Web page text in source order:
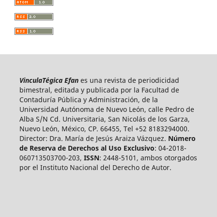
VinculaTégica Efanes una revista de periodicidad
bimestral, editada y publicada por la Facultad de
Contaduría Pública y Administración, de la
Universidad Autónoma de Nuevo León, calle Pedro de
Alba S/N Cd. Universitaria, San Nicolás de los Garza,
Nuevo León, México, CP. 66455, Tel +52 8183294000.
Director: Dra. María de Jesús Araiza Vázquez. Número
de Reserva de Derechos al Uso Exclusivo: 04-2018-
060713503700-203, ISSN: 2448-5101, ambos otorgados
por el Instituto Nacional del Derecho de Autor.